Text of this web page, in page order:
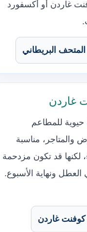
غاردن أو أكسفورد
المتحف البريطاني
غاردن
للمطاعم
والمتاجر، مناسبة
لكنها قد تكون مزدحمة
ونهاية الأسبوع.
كوفنت غاردن